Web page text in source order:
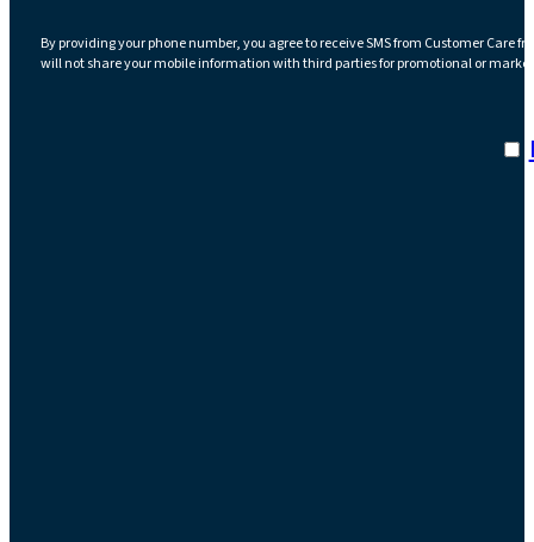
By providing your phone number, you agree to receive SMS from Customer Care
will not share your mobile information with third parties for promotional or
I